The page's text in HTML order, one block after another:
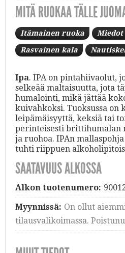
MITÄ RUOKAA TÄLLE
Itämainen ruoka
Rasvainen kala
Ipa. IPA on pintahiivaolut,
selkeää maltaisuutta, jota
humalointi, mikä jättää
kuivahkoksi. Tuoksussa on
leipämäisyyttä, keksiä tai
perinteisesti brittihumalan
ja ruohoa. IPAn
tuhti riippuen
SAATAVUUS ALKOSSA
Alkon tuotenumero:
Myynnissä: On ollut
tilausvalikoimassa.